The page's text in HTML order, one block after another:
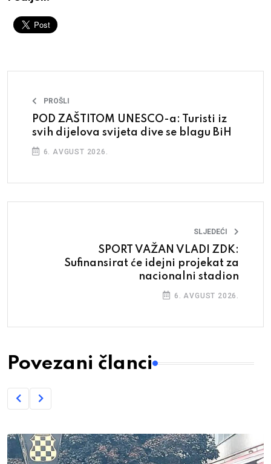
PROŠLI
POD ZAŠTITOM UNESCO-a: Turisti iz
svih dijelova svijeta dive se blagu BiH
6. AVGUST 2026.
SLJEDEĆI
SPORT VAŽAN VLADI ZDK:
Sufinansirat će idejni projekat za
nacionalni stadion
6. AVGUST 2026.
Povezani članci